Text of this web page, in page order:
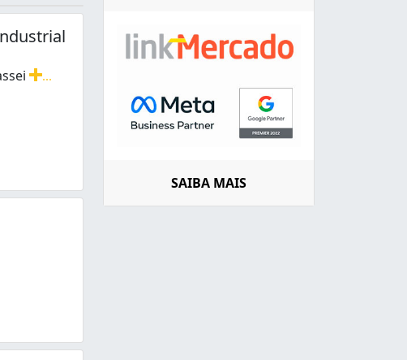
automóveis médios. Transporte de pequeno
SAIBA MAIS